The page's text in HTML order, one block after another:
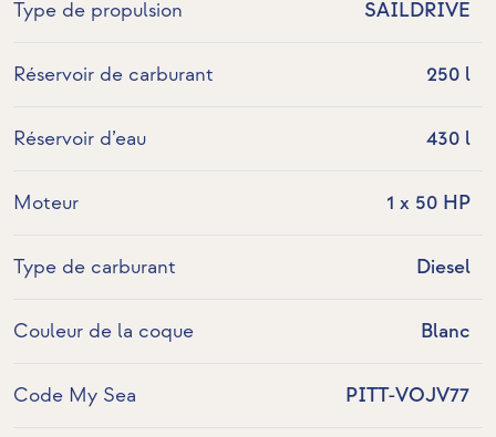
Type de propulsion SAILDRIVE
Réservoir de carburant 250 l
Réservoir d’eau 430 l
Moteur 1 x 50 HP
Type de carburant Diesel
Couleur de la coque Blanc
Code My Sea PITT-VOJV77